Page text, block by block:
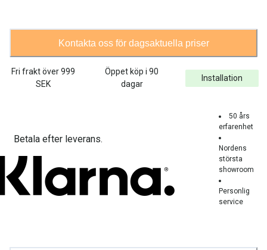
Kontakta oss för dagsaktuella priser
Fri frakt över999
SEK
Öppet köp i 90
dagar
Installation
Betala efter leverans.
50 års
erfarenhet
Nordens
största
showroom
Personlig
service